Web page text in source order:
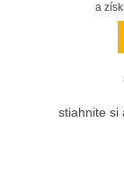
a
stiahnite si